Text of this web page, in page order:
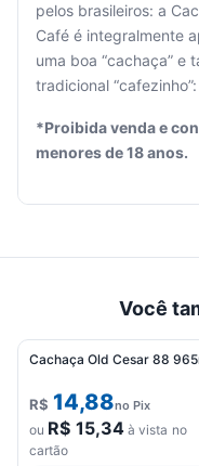
está
vazio.
para
pelos brasileiros: a
Café é integralmente
uma boa “cachaça” e
tradicional
*Proibida venda e
menores de 18 anos.
Você
Cachaça Old Cesar 88
R$ 14,88no Pix
ou R$ 15,34à vista no
cartão